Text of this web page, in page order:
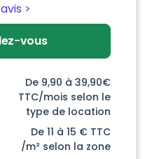
De 9,90 à 39,90€
TTC/mois selon le
type de location
De 11 à 15 € TTC
/m² selon la zone
vous
>